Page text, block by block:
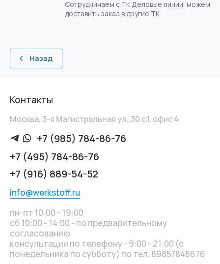
Сотрудничаем с ТК Деловые линии, можем
доставить заказ в другие ТК.
Назад
Контакты
Москва, 3-я Магистральная ул.,30 с.1, офис 4
+7 (985) 784-86-76
+7 (495) 784-86-76
+7 (916) 889-54-52
info@werkstoff.ru
пн-пт 10:00 - 19:00
сб 10:00 - 14:00 - по предварительному
согласованию
консультации по телефону - 9:00 - 21:00 (с
понедельника по субботу) по тел. 89857848676